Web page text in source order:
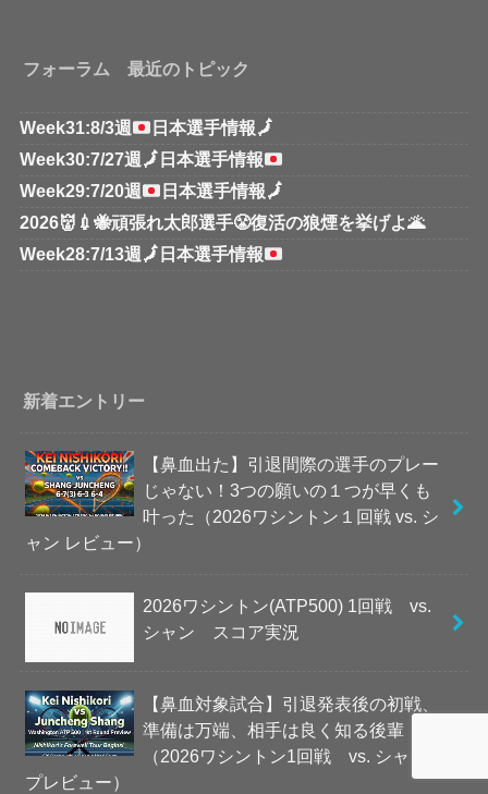
フォーラム 最近のトピック
Week31:8/3週 日本選手情報🗾
Week30:7/27週 🗾 日本選手情報
Week29:7/20週
日本選手情報🗾
2026👹💉🐝頑張れ太郎選手😤復活の狼煙を挙げよ🌋
Week28:7/13週 🗾 日本選手情報
新着エントリー
【鼻血出た】引退間際の選手のプレー
じゃない！3つの願いの１つが早くも
叶った（2026ワシントン１回戦 vs. シ
ャン レビュー）
2026ワシントン(ATP500) 1回戦 vs.
シャン スコア実況
【鼻血対象試合】引退発表後の初戦、
準備は万端、相手は良く知る後輩
（2026ワシントン1回戦 vs. シャン
プレビュー）